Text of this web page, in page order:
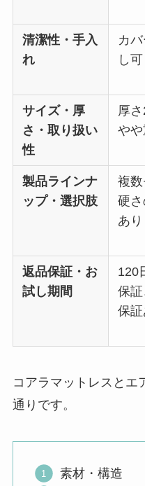
清潔性・手入
れ
カ
し可
サイズ・厚
さ・取り扱い
性
厚さ
やや
製品ラインナ
ップ・選択肢
複
硬
あり
返品保証・お
試し期間
120
保
保証
コアラマットレスとエ
通りです。
素材・構造